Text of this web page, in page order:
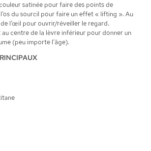
satinée pour faire des points de
du sourcil pour faire un effet « lifting ». Au
l’œil pour ouvrir/réveiller le regard.
centre de la lèvre inférieur pour donner un
(peu importe l’âge).